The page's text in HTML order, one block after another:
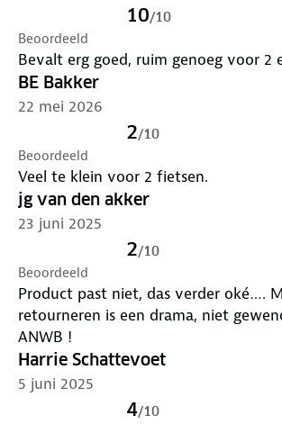
10/10
Beoordeeld
Bevalt erg goed, ruim genoeg voor 2
BE Bakker
22 mei 2026
2/10
Beoordeeld
Veel te klein voor 2 fietsen.
jg van den akker
23 juni 2025
2/10
Beoordeeld
Product past niet, das verder oké….
retourneren is een drama, niet
ANWB !
Harrie Schattevoet
5 juni 2025
4/10